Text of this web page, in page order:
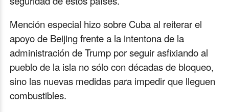
Mención especial hizo sobre Cuba al reiterar el
apoyo de Beijing frente a la intentona de la
administración de Trump por seguir asfixiando al
pueblo de la isla no sólo con décadas de bloqueo,
sino las nuevas medidas para impedir que lleguen
combustibles.